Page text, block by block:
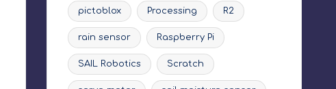
pictoblox Processing R2
rain sensor Raspberry Pi
SAIL Robotics Scratch